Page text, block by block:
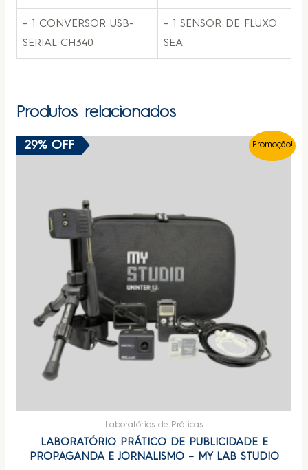
– 1 CONVERSOR USB-
SERIAL CH340
– 1 SENSOR DE FLUXO
SEA
Produtos relacionados
Promoção!
29% OFF
Laboratórios de Práticas
LABORATÓRIO PRÁTICO DE PUBLICIDADE E
PROPAGANDA E JORNALISMO – MY LAB STUDIO